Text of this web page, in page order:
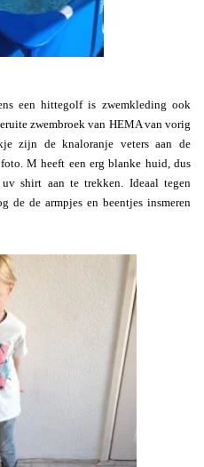
een hittegolf is zwemkleding ook
zwembroek van HEMA van vorig
zijn de knaloranje veters aan de
M heeft een erg blanke huid, dus
shirt aan te trekken. Ideaal tegen
de de armpjes en beentjes insmeren